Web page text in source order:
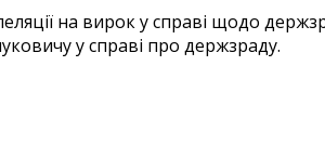
на вирок у справі щодо
у справі про держзраду.